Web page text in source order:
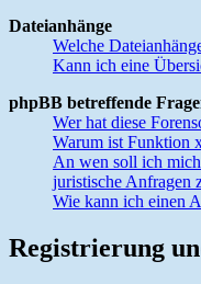
Dateianhänge
Welche
Kann ich eine
phpBB betreffende
Wer hat diese
Warum ist Funktion
An wen soll ich
juristische Anfragen
Wie kann ich einen
Registrierung